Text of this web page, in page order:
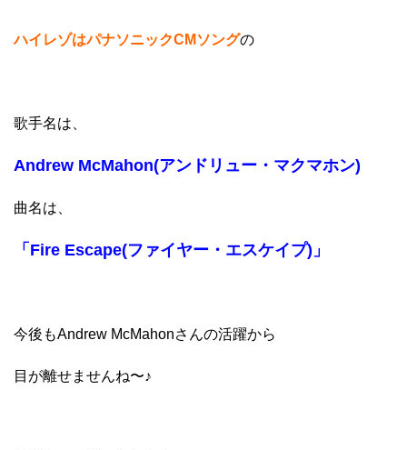
ハイレゾはパナソニックCMソングの
歌手名は、
Andrew McMahon(アンドリュー・マクマホン)
曲名は、
「Fire Escape(ファイヤー・エスケイプ)」
今後もAndrew McMahonさんの活躍から
目が離せませんね〜♪